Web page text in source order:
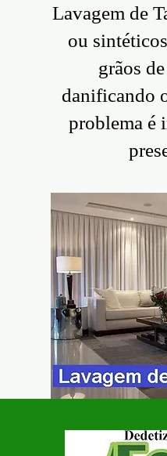
Lavagem de
ou
grãos
danificando
problema é